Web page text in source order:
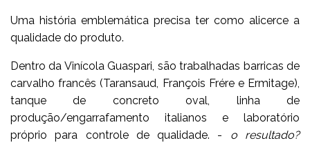
Uma história emblemática precisa ter como alicerce a
qualidade do produto.
Dentro da Vinícola Guaspari, são trabalhadas barricas de
carvalho francês (Taransaud, François Frére e Ermitage),
tanque de concreto oval, linha de
produção/engarrafamento italianos e laboratório
próprio para controle de qualidade. - o resultado?